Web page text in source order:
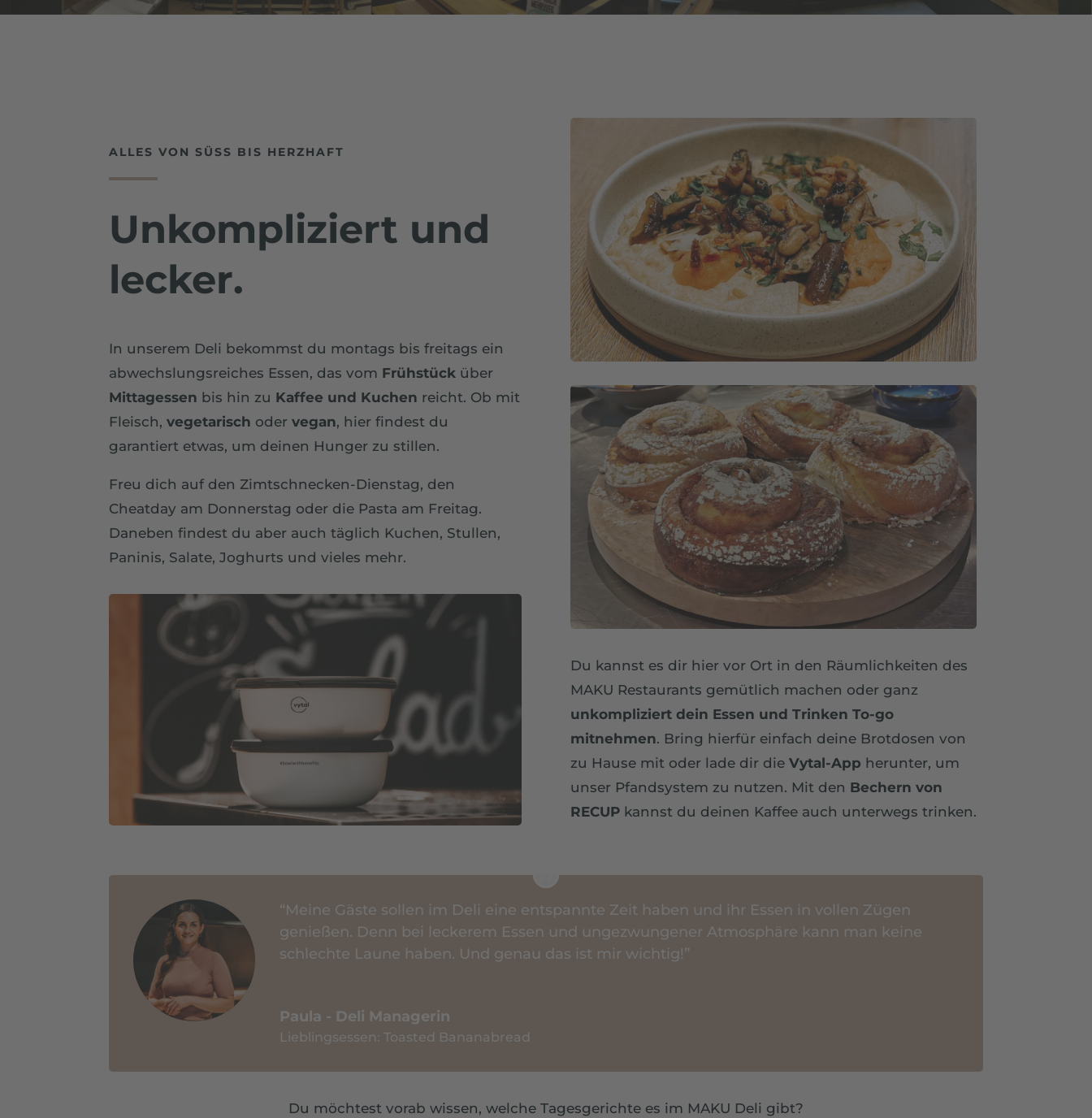
ALLES VON SÜSS BIS HERZHAFT
Unkompliziert und
lecker.
In unserem Deli bekommst du montags bis freitags ein
abwechslungsreiches Essen, das vom Frühstück über
Mittagessen bis hin zu Kaffee und Kuchen reicht. Ob mit
Fleisch,vegetarisch odervegan, hier findest du
garantiert etwas, um deinen Hunger zu stillen.
Freu dich auf den Zimtschnecken-Dienstag, den
Cheatday am Donnerstag oder die Pasta am Freitag.
Daneben findest du aber auch täglich Kuchen, Stullen,
Paninis, Salate, Joghurts und vieles mehr.
Du kannst es dir hier vor Ort in den Räumlichkeiten des
MAKU Restaurants gemütlich machen oder ganz
unkompliziert dein Essen und Trinken To-go
mitnehmen. Bring hierfür einfach deine Brotdosen von
zu Hause mit oder lade dir die Vytal-App herunter, um
unser Pfandsystem zu nutzen. Mit den Bechern von
RECUPkannst du deinen Kaffee auch unterwegs trinken.
“Meine Gäste sollen im Deli eine entspannte Zeit haben und ihr Essen in vollen Zügen
genießen. Denn bei leckerem Essen und ungezwungener Atmosphäre kann man keine
schlechte Laune haben. Und genau das ist mir wichtig!”
Paula - Deli Managerin
Lieblingsessen: Toasted Bananabread
Du möchtest vorab wissen, welche Tagesgerichte es im MAKU Deli gibt?